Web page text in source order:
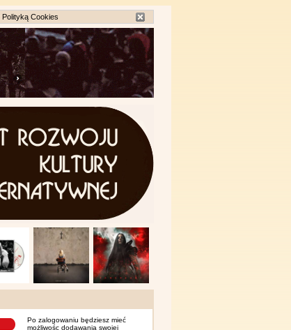
Polityką Cookies
Po zalogowaniu będziesz mieć
możliwośc dodawania swojej